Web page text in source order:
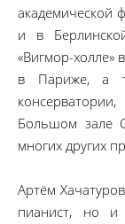
академической
и в
«Вигмор-холле»
в Париже, а
Большом зале
многих других
Артём
пианист, но и